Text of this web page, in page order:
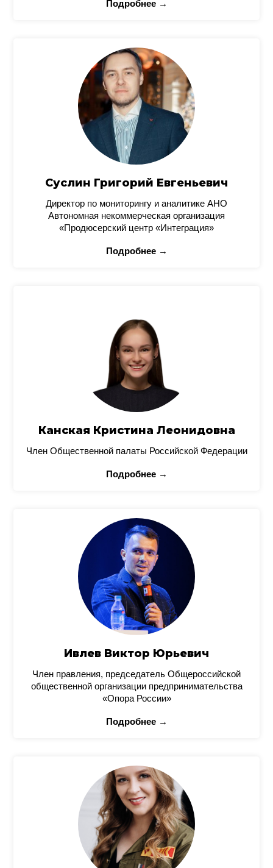
Подробнее →
Суслин Григорий Евгеньевич
Директор по мониторингу и аналитике АНО
Автономная некоммерческая организация
«Продюсерский центр «Интеграция»
Подробнее →
Канская Кристина Леонидовна
Член Общественной палаты Российской Федерации
Подробнее →
Ивлев Виктор Юрьевич
Член правления, председатель Общероссийской
общественной организации предпринимательства
«Опора России»
Подробнее →